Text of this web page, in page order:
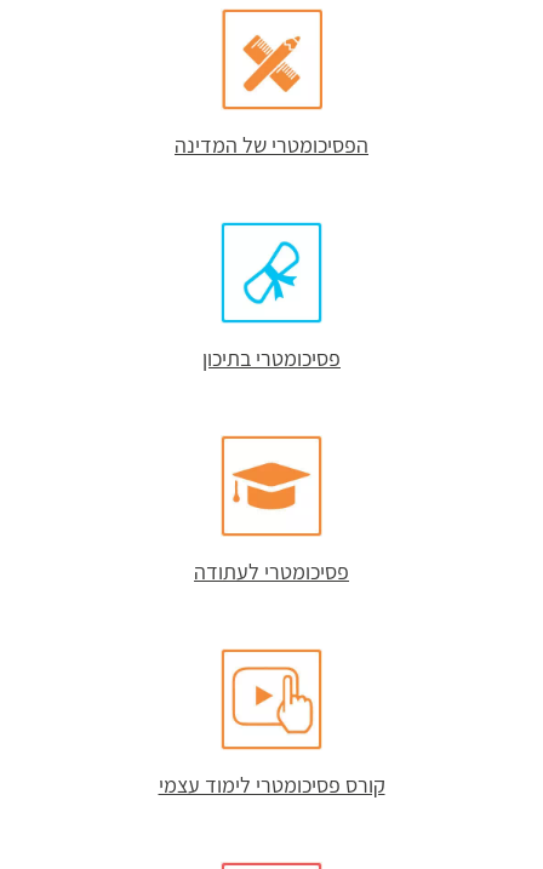
הפסיכומטרי של המדינה
פסיכומטרי בתיכון
פסיכומטרי לעתודה
קורס פסיכומטרי לימוד עצמי